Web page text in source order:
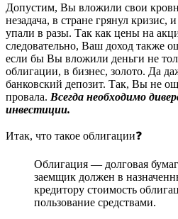
Допустим, Вы вложили свои
незадача, в стране грянул
упали в разы. Так как цены на
следовательно, Ваш доход также
если бы Вы вложили деньги не
облигации, в бизнес, золото. Да
банковский депозит. Так, Вы не
провала. Всегда необходимо
инвестиции.
Итак, что такое облигации❓
Облигация — долговая
заемщик должен в
кредитору стоимость
пользование средствами.